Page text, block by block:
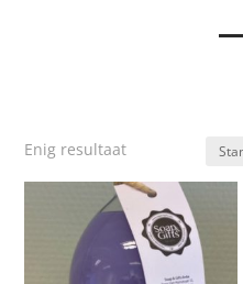
Enig resultaat